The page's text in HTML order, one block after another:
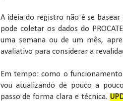
A ideia do registro não é se
pode coletar os dados do
uma semana ou de um mês,
avaliativo para considerar a
Em tempo: como o funcionamento
vou atualizando de pouco a
passo de forma clara e técnica.